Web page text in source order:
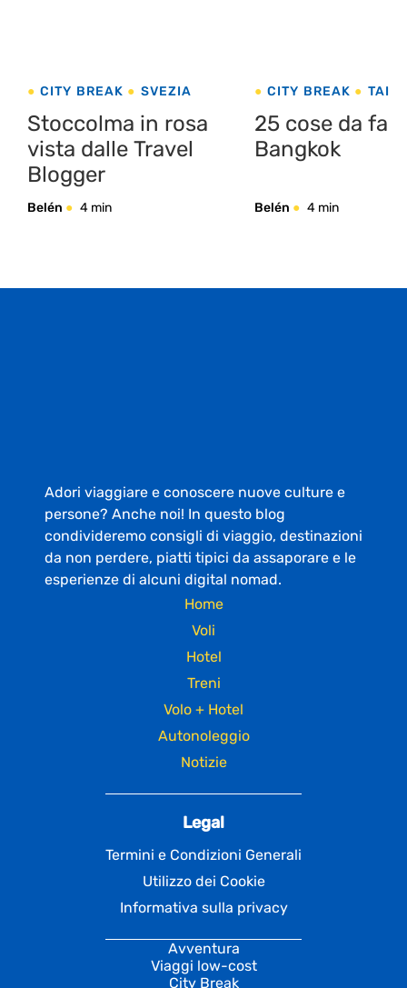
CITY BREAK SVEZIA
Stoccolma in rosa
vista dalle Travel
Blogger
Belén 4 min
CITY BREAK
25 cose da
Bangkok
Belén 4 min
Adori viaggiare e conoscere nuove culture e
persone? Anche noi! In questo blog
condivideremo consigli di viaggio, destinazioni
da non perdere, piatti tipici da assaporare e le
esperienze di alcuni digital nomad.
Home
Voli
Hotel
Treni
Volo + Hotel
Autonoleggio
Notizie
Legal
Termini e Condizioni Generali
Utilizzo dei Cookie
Informativa sulla privacy
Avventura
Viaggi low-cost
City Break